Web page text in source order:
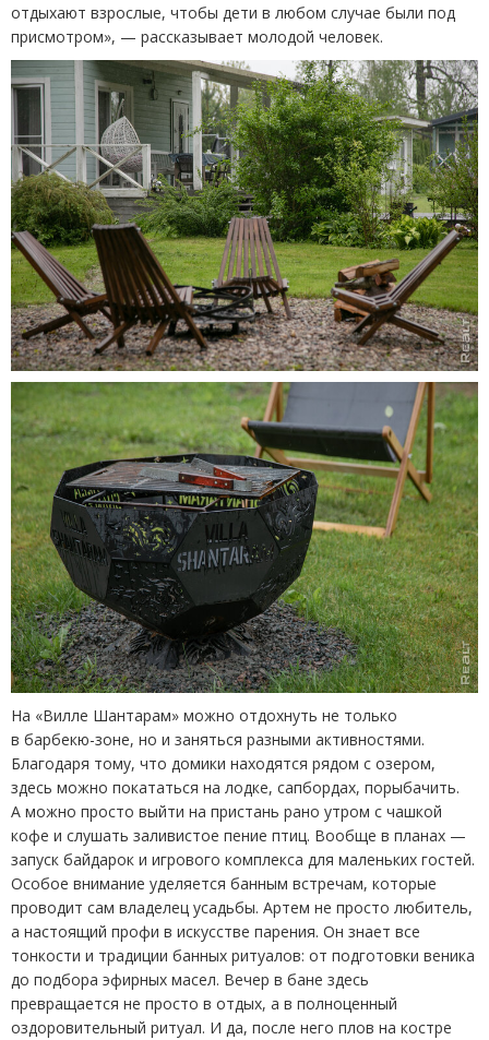
отдыхают взрослые, чтобы дети в любом случае были под
присмотром», — рассказывает молодой человек.
На «Вилле Шантарам» можно отдохнуть не только
в барбекю-зоне, но и заняться разными активностями.
Благодаря тому, что домики находятся рядом с озером,
здесь можно покататься на лодке, сапбордах, порыбачить.
А можно просто выйти на пристань рано утром с чашкой
кофе и слушать заливистое пение птиц. Вообще в планах —
запуск байдарок и игрового комплекса для маленьких гостей.
Особое внимание уделяется банным встречам, которые
проводит сам владелец усадьбы. Артем не просто любитель,
а настоящий профи в искусстве парения. Он знает все
тонкости и традиции банных ритуалов: от подготовки веника
до подбора эфирных масел. Вечер в бане здесь
превращается не просто в отдых, а в полноценный
оздоровительный ритуал. И да, после него плов на костре